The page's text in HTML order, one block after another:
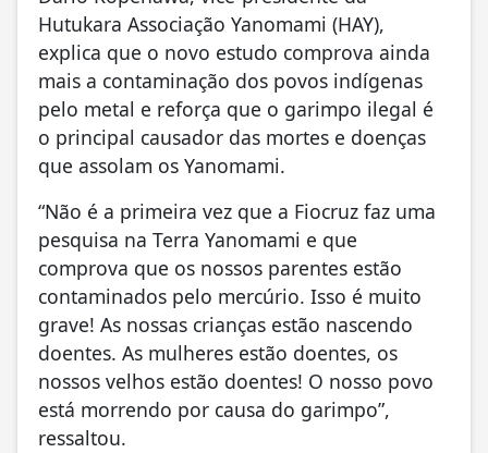
Hutukara Associação Yanomami (HAY),
explica que o novo estudo comprova ainda
mais a contaminação dos povos indígenas
pelo metal e reforça que o garimpo ilegal é
o principal causador das mortes e doenças
que assolam os Yanomami.
“Não é a primeira vez que a Fiocruz faz uma
pesquisa na Terra Yanomami e que
comprova que os nossos parentes estão
contaminados pelo mercúrio. Isso é muito
grave! As nossas crianças estão nascendo
doentes. As mulheres estão doentes, os
nossos velhos estão doentes! O nosso povo
está morrendo por causa do garimpo”,
ressaltou.